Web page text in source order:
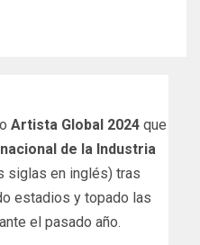
Artista Global 2024 que
de la Industria
siglas en inglés) tras
estadios y topado las
el pasado año.